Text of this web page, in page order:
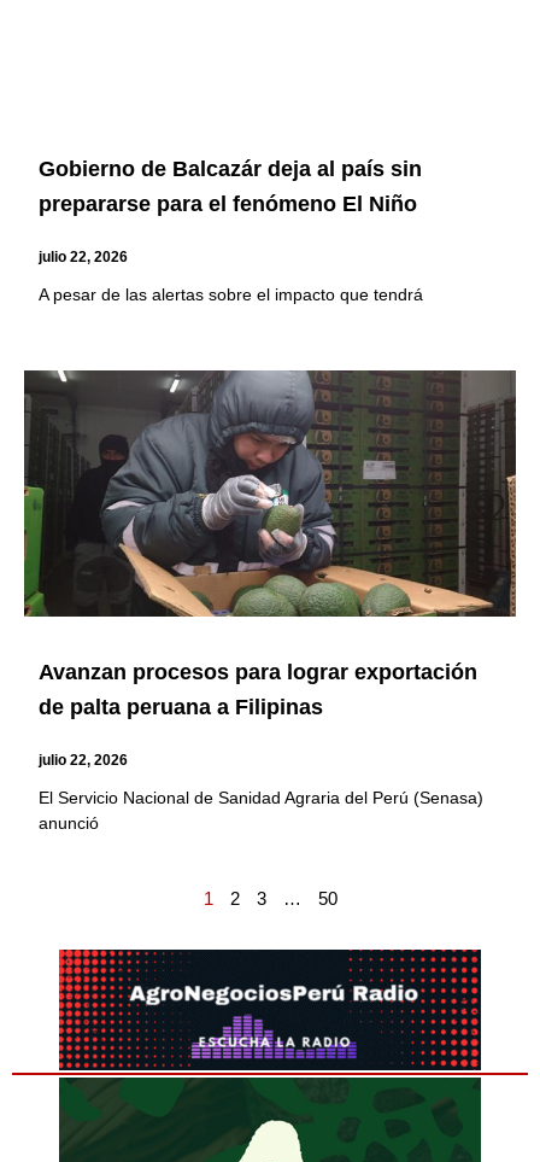
Gobierno de Balcazár deja al país sin
prepararse para el fenómeno El Niño
julio 22, 2026
A pesar de las alertas sobre el impacto que tendrá
Avanzan procesos para lograr exportación
de palta peruana a Filipinas
julio 22, 2026
El Servicio Nacional de Sanidad Agraria del Perú (Senasa)
anunció
1 2 3 … 50